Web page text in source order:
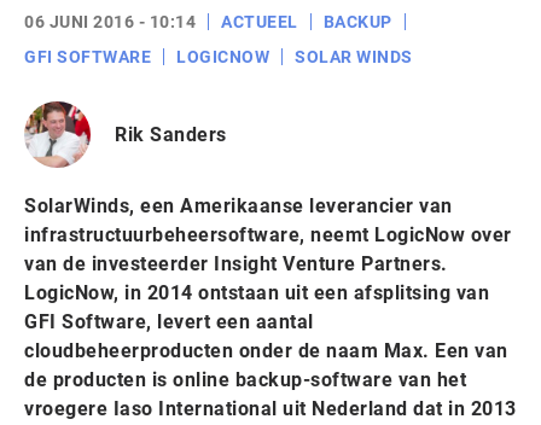
06 JUNI 2016 - 10:14 ACTUEEL
BACKUP
GFI SOFTWARE
LOGICNOW SOLAR WINDS
Rik Sanders
SolarWinds, een Amerikaanse leverancier van
infrastructuurbeheersoftware, neemt LogicNow over
van de investeerder Insight Venture Partners.
LogicNow, in 2014 ontstaan uit een afsplitsing van
GFI Software, levert een aantal
cloudbeheerproducten onder de naam Max. Een van
de producten is online backup-software van het
vroegere Iaso International uit Nederland dat in 2013